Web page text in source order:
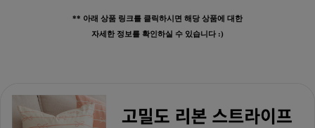
** 아래 상품 링크를 클릭하시면 해당 상품에 대한
자세한 정보를 확인하실 수 있습니다 :)